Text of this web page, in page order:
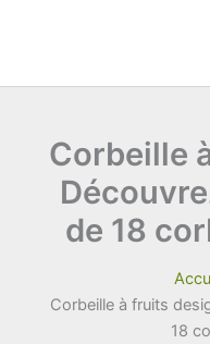
Corbeille
de 18
Corbeille à fruits
18